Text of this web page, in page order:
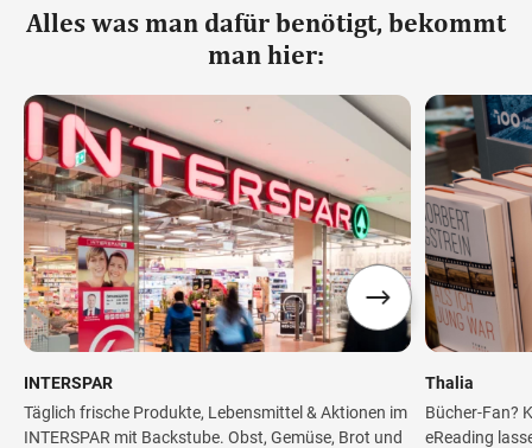
Alles was man dafür benötigt, bekommt
man hier:
INTERSPAR
Täglich frische Produkte, Lebensmittel & Aktionen im
INTERSPAR mit Backstube. Obst, Gemüse, Brot und
Thalia
Bücher-Fan?
eReading